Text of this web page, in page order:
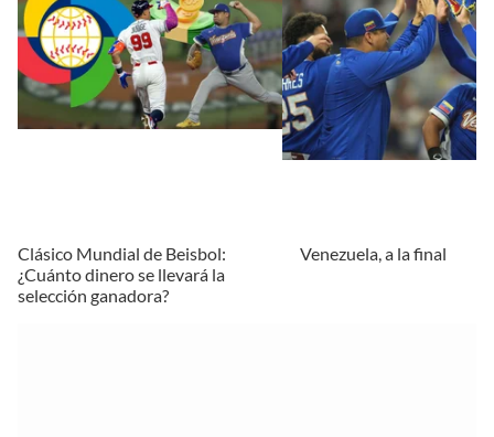
Clásico Mundial de Beisbol:
¿Cuánto dinero se llevará la
selección ganadora?
Venezuela, a la final